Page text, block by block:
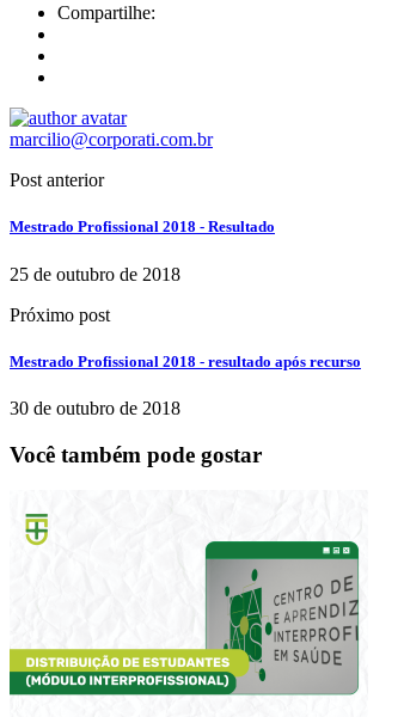
Compartilhe:
marcilio@corporati.com.br
Post anterior
Mestrado Profissional 2018 - Resultado
25 de outubro de 2018
Próximo post
Mestrado Profissional 2018 - resultado após recurso
30 de outubro de 2018
Você também pode gostar